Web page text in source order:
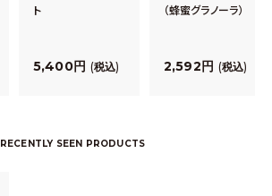
ト
5,400 税込
（蜂蜜グラノーラ）
2,592 税込
RECENTLY SEEN PRODUCTS